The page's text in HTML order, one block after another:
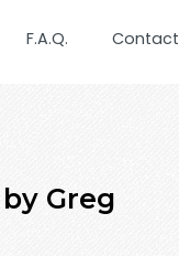
F.A.Q. Contact
Greg